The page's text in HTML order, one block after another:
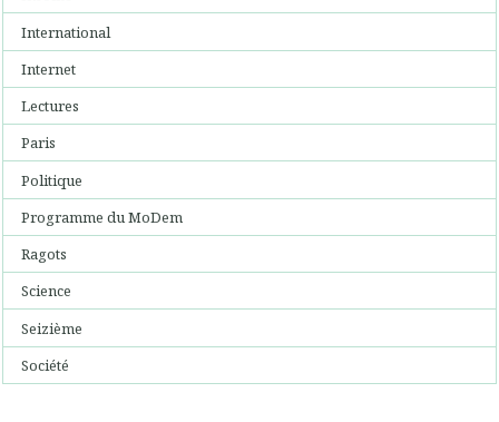
International
Internet
Lectures
Paris
Politique
Programme du MoDem
Ragots
Science
Seizième
Société